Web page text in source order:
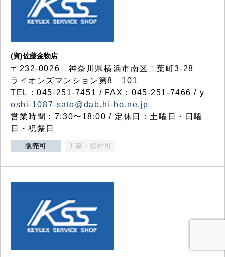
(資)佐藤金物店
〒232-0026 神奈川県横浜市南区二葉町3-28
ライオンズマンション第8 101
TEL：045-251-7451 / FAX：045-251-7466 / y
oshi-1087-sato@dab.hi-ho.ne.jp
営業時間：7:30〜18:00 / 定休日：土曜日・日曜
日・祝祭日
販売可 工事・取付可